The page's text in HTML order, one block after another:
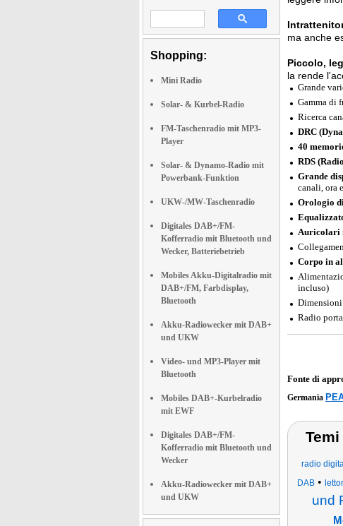
Shopping:
Mini Radio
Solar- & Kurbel-Radio
FM-Taschenradio mit MP3-
Player
Solar- & Dynamo-Radio mit
Powerbank-Funktion
UKW-/MW-Taschenradio
Digitales DAB+/FM-
Kofferradio mit Bluetooth und
Wecker, Batteriebetrieb
Mobiles Akku-Digitalradio mit
DAB+/FM, Farbdisplay,
Bluetooth
Akku-Radiowecker mit DAB+
und UKW
Video- und MP3-Player mit
Bluetooth
Mobiles DAB+-Kurbelradio
mit EWF
Digitales DAB+/FM-
Kofferradio mit Bluetooth und
Wecker
Akku-Radiowecker mit DAB+
und UKW
ma anche
Piccolo,
la rende
Grande
Gamma di
Ricerca
DRC
40
RDS
Grande
canali, ora
Orologio
Auricolari
Corpo in
incluso)
Radio
Fonte di
Germania
radio
DAB•
und